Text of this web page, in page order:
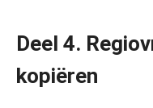
Deel 4.
kopiëren